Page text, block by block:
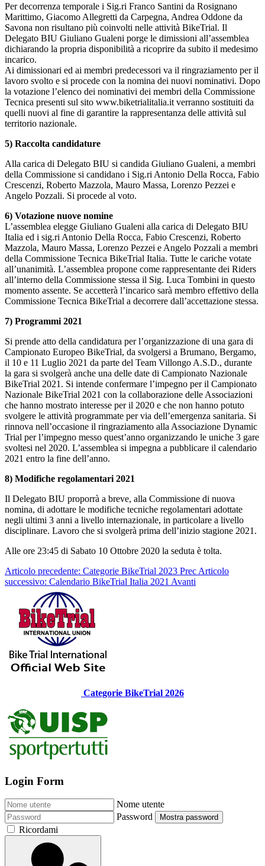
Per decorrenza temporale i Sig.ri Franco Santini da Rosignano
Marittimo, Giacomo Allegretti da Carpegna, Andrea Oddone da
Savona non risultano più coinvolti nelle attività BikeTrial. Il
Delegato BIU Giuliano Gualeni porge le dimissioni all’assemblea
dichiarando la propria disponibilità a ricoprire da subito il medesimo
incarico.
Ai dimissionari ed ai membri predecessori va il ringraziamento per il
lavoro svolto e si procede con la nomina dei nuovi nominativi. Dopo
la votazione l’elenco dei nominativi dei membri della Commissione
Tecnica presenti sul sito www.biketrialitalia.it verranno sostituiti da
quelli nuovi al fine di garantire la rappresentanza delle attività sul
territorio nazionale.
5) Raccolta candidature
Alla carica di Delegato BIU si candida Giuliano Gualeni, a membri
della Commissione si candidano i Sig.ri Antonio Della Rocca, Fabio
Crescenzi, Roberto Mazzola, Mauro Massa, Lorenzo Pezzei e
Angelo Pozzali. Si procede al voto.
6) Votazione nuove nomine
L’assemblea elegge Giuliano Gualeni alla carica di Delegato BIU
Italia ed i sig.ri Antonio Della Rocca, Fabio Crescenzi, Roberto
Mazzola, Mauro Massa, Lorenzo Pezzei e Angelo Pozzali a membri
della Commissione Tecnica BikeTrial Italia. Tutte le cariche votate
all’unanimità. L’assemblea propone come rappresentante dei Riders
all’interno della Commissione stessa il Sig. Luca Tombini in questo
momento assente. Se accetterà l’incarico sarà membro effettivo della
Commissione Tecnica BikeTrial a decorrere dall’accettazione stessa.
7) Programmi 2021
Si prende atto della candidatura per l’organizzazione di una gara di
Campionato Europeo BikeTrial, da svolgersi a Brumano, Bergamo,
il 10 e 11 Luglio 2021 da parte del Team Villongo A.S.D., durante
la gara si svolgerà anche una delle date di Campionato Nazionale
BikeTrial 2021. Si intende confermare l’impegno per il Campionato
Nazionale BikeTrial 2021 con la collaborazione delle Associazioni
che hanno mostrato interesse per il 2020 e che non hanno potuto
svolgere le attività programmate per via dell’emergenza sanitaria. Si
rinnova nell’occasione il ringraziamento alla Associazione Dynamic
Trial per l’impegno messo quest’anno organizzando le uniche 3 gare
svoltesi nel 2020. L’assemblea si impegna a pubblicare il calendario
2021 entro la fine dell’anno.
8) Modifiche regolamentari 2021
Il Delegato BIU proporrà a breve, alla Commissione di nuova
nomina, di adottare le modifiche tecniche regolamentari adottate
negli ultimi 3 anni a livello internazionale, in particolare a livello
disciplinare. Lavoro che si svolgerà prima dell’inizio stagione 2021.
Alle ore 23:45 di Sabato 10 Ottobre 2020 la seduta è tolta.
Articolo precedente: Categorie BikeTrial 2023 Prec Articolo
successivo: Calendario BikeTrial Italia 2021 Avanti
Categorie BikeTrial 2026
Login Form
Nome utente
Password
Mostra password
Ricordami